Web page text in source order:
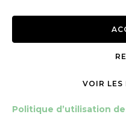
VOIR LES
Politique d’utilisation